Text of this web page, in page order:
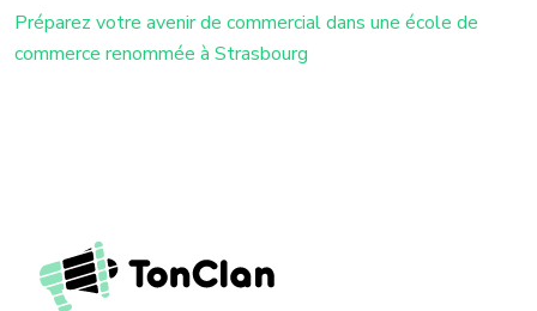
Préparez votre avenir de commercial dans une école de
commerce renommée à Strasbourg